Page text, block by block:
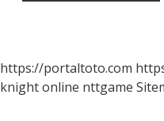
https://portaltoto.com
knight online nttgame